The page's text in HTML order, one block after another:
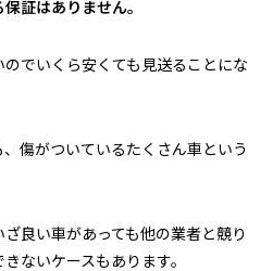
証はありません。
でいくら安くても見送ることにな
傷がついているたくさん車という
良い車があっても他の業者と競り
ないケースもあります。